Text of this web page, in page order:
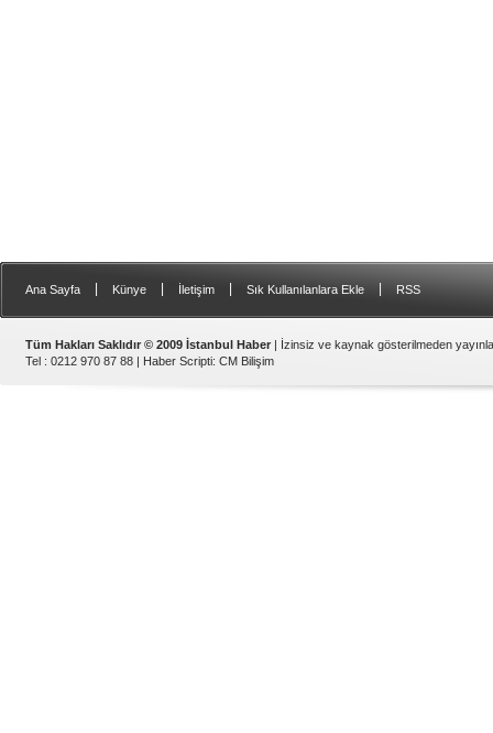
Ana Sayfa Künye İletişim Sık Kullanılanlara Ekle RSS
Tüm Hakları Saklıdır © 2009 İstanbul Haber | İzinsiz ve kaynak gösterilmeden
Tel : 0212 970 87 88 | Haber Scripti: CM Bilişim